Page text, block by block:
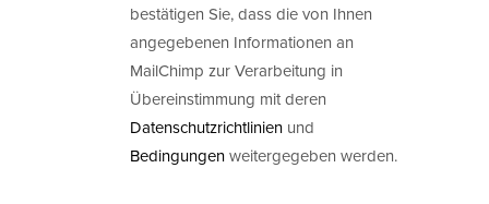
bestätigen Sie, dass die von Ihnen
angegebenen Informationen an
MailChimp zur Verarbeitung in
Übereinstimmung mit deren
Datenschutzrichtlinien und
Bedingungenweitergegeben werden.